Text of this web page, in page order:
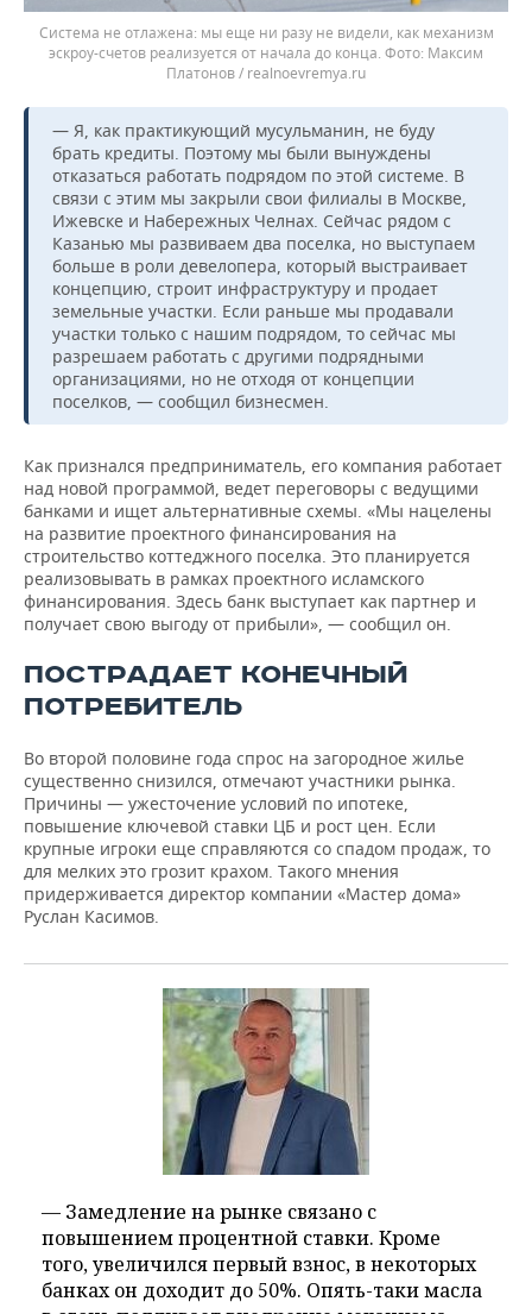
Система не отлажена: мы еще ни разу не видели, как механизм
эскроу-счетов реализуется от начала до конца.
Максим
Платонов / realnoevremya.ru
— Я, как практикующий мусульманин, не буду
брать кредиты. Поэтому мы были вынуждены
отказаться работать подрядом по этой системе. В
связи с этим мы закрыли свои филиалы в Москве,
Ижевске и Набережных Челнах. Сейчас рядом с
Казанью мы развиваем два поселка, но выступаем
больше в роли девелопера, который выстраивает
концепцию, строит инфраструктуру и продает
земельные участки. Если раньше мы продавали
участки только с нашим подрядом, то сейчас мы
разрешаем работать с другими подрядными
организациями, но не отходя от концепции
поселков, — сообщил бизнесмен.
Как признался предприниматель, его компания работает
над новой программой, ведет переговоры с ведущими
банками и ищет альтернативные схемы. «Мы нацелены
на развитие проектного финансирования на
строительство коттеджного поселка. Это планируется
реализовывать в рамках проектного исламского
финансирования. Здесь банк выступает как партнер и
получает свою выгоду от прибыли», — сообщил он.
ПОСТРАДАЕТ КОНЕЧНЫЙ
ПОТРЕБИТЕЛЬ
Во второй половине года спрос на загородное жилье
существенно снизился, отмечают участники рынка.
Причины — ужесточение условий по ипотеке,
повышение ключевой ставки ЦБ и рост цен. Если
крупные игроки еще справляются со спадом продаж, то
для мелких это грозит крахом. Такого мнения
придерживается директор компании «Мастер дома»
Руслан Касимов.
— Замедление на рынке связано с
повышением процентной ставки. Кроме
того, увеличился первый взнос, в некоторых
банках он доходит до 50%. Опять-таки масла